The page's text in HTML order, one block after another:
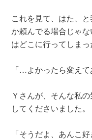
これを見て、はた、
か頼んでる場合じゃ
はどこに行ってしまっ
「…よかったら変えて
Ｙさんが、そんな私
してくださいました。
「そうだよ、あんこ